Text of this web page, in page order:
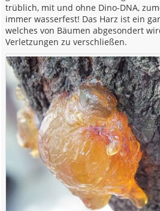
trüblich, mit und ohne Dino-DNA,
immer wasserfest! Das Harz ist ein
welches von Bäumen abgesondert
Verletzungen zu verschließen.